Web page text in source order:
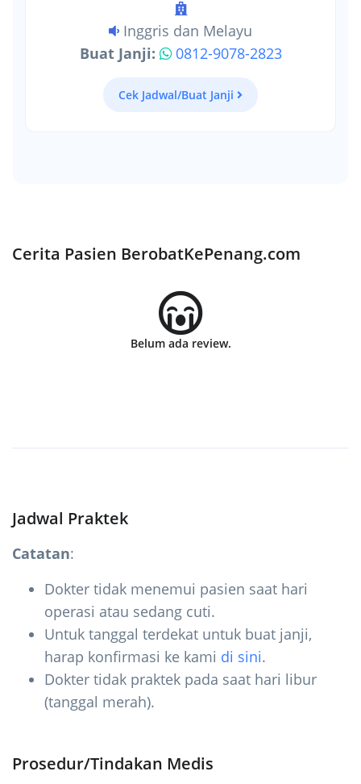
Inggris dan Melayu
Buat Janji:
0812-9078-2823
Cek Jadwal/Buat Janji
Cerita Pasien BerobatKePenang.com
Belum ada review.
Jadwal Praktek
Catatan:
Dokter tidak menemui pasien saat hari
operasi atau sedang cuti.
Untuk tanggal terdekat untuk buat janji,
harap konfirmasi ke kami di sini.
Dokter tidak praktek pada saat hari libur
(tanggal merah).
Prosedur/Tindakan Medis